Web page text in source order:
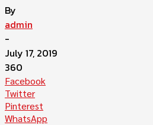
By
admin
-
July 17, 2019
360
Facebook
Twitter
Pinterest
WhatsApp